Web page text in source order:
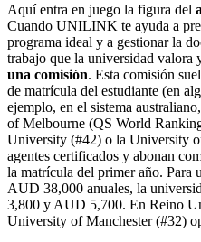
Aquí entra en juego la figura del
Cuando UNILINK te ayuda a
programa ideal y a gestionar la
trabajo que la universidad valora
una comisión. Esta comisión
de matrícula del estudiante (en
ejemplo, en el sistema
of Melbourne (QS World
University (#42) o la University
agentes certificados y abonan
la matrícula del primer año. Para
AUD 38,000 anuales, la
3,800 y AUD 5,700. En Reino
University of Manchester (#32)